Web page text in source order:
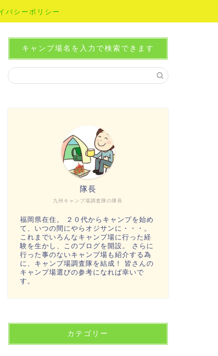
バシーポリシー
キャンプ場名を入力で検索できます
九州キャンプ場調査隊の隊長
隊長
福岡県在住。 ２０代からキャンプを始め
て、いつの間にやらオジサンに・・・。
これまでいろんなキャンプ場に行った経
験を生かし、このブログを開設。 さらに
行った事のないキャンプ場も紹介する為
に、キャンプ場調査隊を結成！ 皆さんの
キャンプ場選びの参考になれば幸いで
す。
カテゴリー